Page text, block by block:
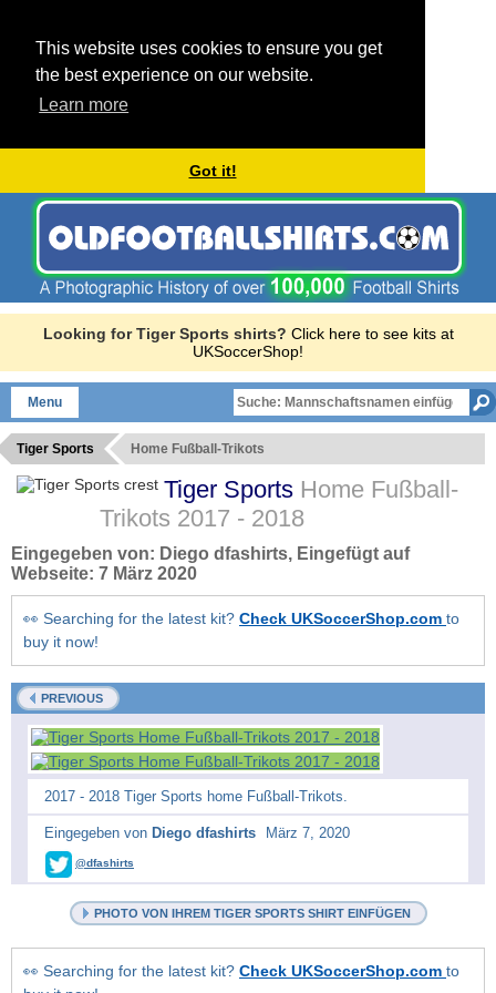
This website uses cookies to ensure you get
the best experience on our website.
Learn more
Got it!
Looking for Tiger Sports shirts? Click here to see kits at
UKSoccerShop!
Menu
Tiger Sports Home Fußball-Trikots
Tiger Sports Home Fußball-
Trikots 2017 - 2018
Eingegeben von: Diego dfashirts, Eingefügt auf
Webseite: 7 März 2020
👀 Searching for the latest kit? Check UKSoccerShop.com to
buy it now!
PREVIOUS
2017 - 2018 Tiger Sports home Fußball-Trikots.
Eingegeben von Diego dfashirts März 7, 2020
@dfashirts
PHOTO VON IHREM TIGER SPORTS SHIRT EINFÜGEN
👀 Searching for the latest kit? Check UKSoccerShop.com to